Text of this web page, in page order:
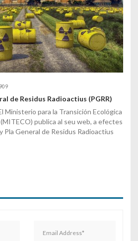
de Residus Radioactius (PGRR)
Ministerio para la Transición Ecológica
publica al seu web, a efectes
Pla General de Residus Radioactius